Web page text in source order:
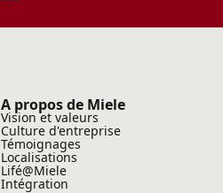
A propos de Miele
Vision et valeurs
Culture d'entreprise
Témoignages
Localisations
Lifé@Miele
Intégration